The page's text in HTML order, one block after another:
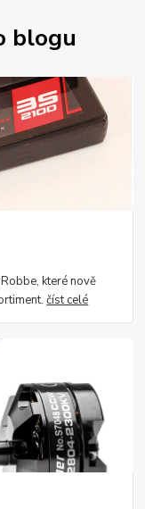
blogu
které nově
číst celé